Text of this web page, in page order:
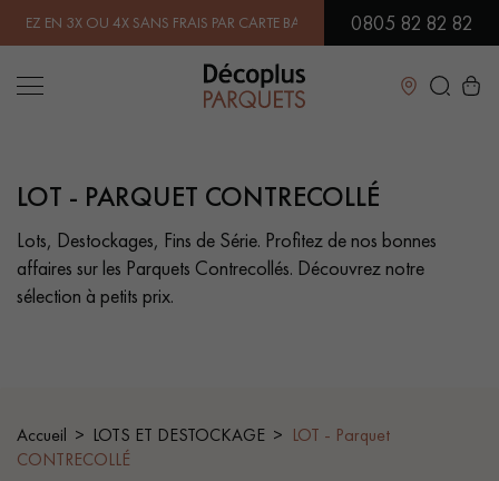
PAR CARTE BANCAIRE.EN SAVOIR PLUS | PROFITEZ DE NOS
0805 82 82 82
Fermer
LES RECHERCHES LES PLUS COURANTES
PARQUET MASSIF
PARQUET CONTRECOLLÉ -
PARQUET HUILÉ
LOT - PARQUET CONTRECOLLÉ
Lots, Destockages, Fins de Série. Profitez de nos bonnes
affaires sur les Parquets Contrecollés. Découvrez notre
sélection à petits prix.
Accueil LOTS ET DESTOCKAGE
LOT - Parquet
CONTRECOLLÉ